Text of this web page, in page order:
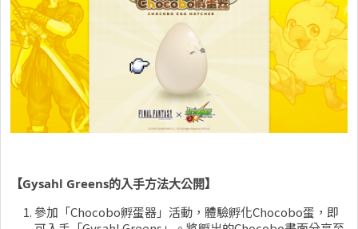
【Gysahl Greens的入手方法大公開】
參加「Chocobo孵蛋器」活動，體驗孵化Chocobo蛋，即